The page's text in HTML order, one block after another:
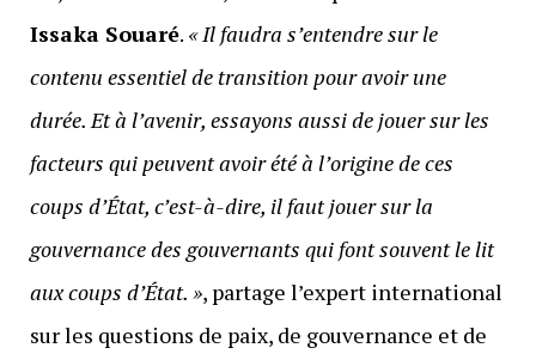
Issaka Souaré. « Il faudra s’entendre sur le
contenu essentiel de transition pour avoir une
durée. Et à l’avenir, essayons aussi de jouer sur les
facteurs qui peuvent avoir été à l’origine de ces
coups d’État, c’est-à-dire, il faut jouer sur la
gouvernance des gouvernants qui font souvent le lit
aux coups d’État. », partage l’expert international
sur les questions de paix, de gouvernance et de